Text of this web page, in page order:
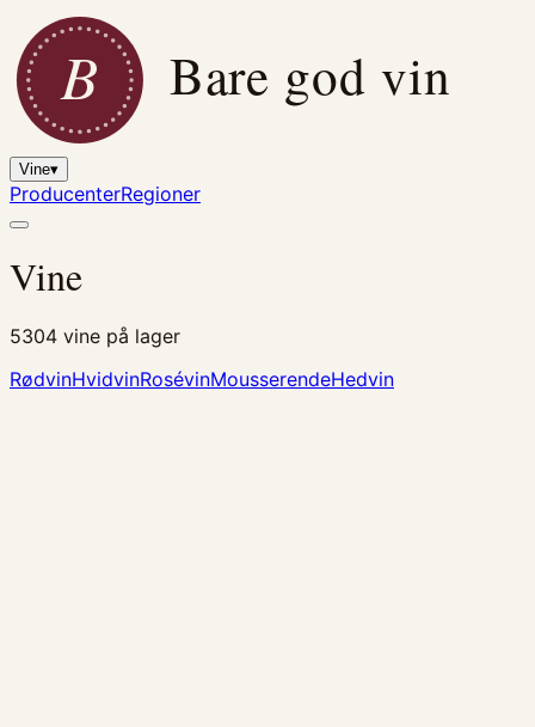
B Bare god vin
Vine▾
ProducenterRegioner
Vine
5304 vine på lager
RødvinHvidvinRosévinMousserendeHedvin